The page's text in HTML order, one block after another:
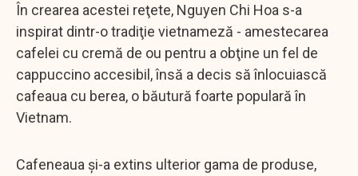
În crearea acestei reţete, Nguyen Chi Hoa s-a
inspirat dintr-o tradiţie vietnameză - amestecarea
cafelei cu cremă de ou pentru a obţine un fel de
cappuccino accesibil, însă a decis să înlocuiască
cafeaua cu berea, o băutură foarte populară în
Vietnam.
Cafeneaua şi-a extins ulterior gama de produse,